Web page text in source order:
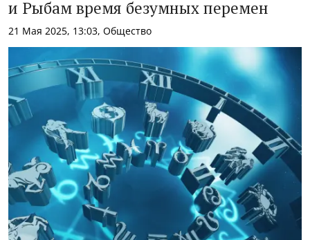
и Рыбам время безумных перемен
21 Мая 2025, 13:03, Общество